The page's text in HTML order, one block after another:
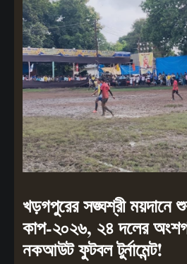
খড়গপুরের সঙ্ঘশ্রী
কাপ-২০২৬, ২৪ দলের
নকআউট ফুটবল টুর্নামেন্ট!